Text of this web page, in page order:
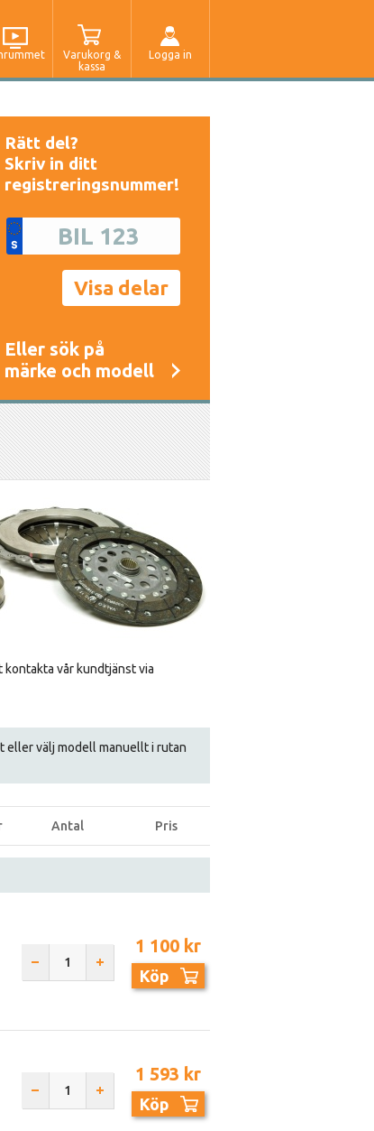
Varukorg &
kassa
Logga in
Rätt del?
Skriv in ditt
registreringsnummer!
Eller sök på
märke och modell
kontakta vår kundtjänst via
eller välj modell manuellt i rutan
Antal Pris
1 100 kr
Köp
1 593 kr
Köp